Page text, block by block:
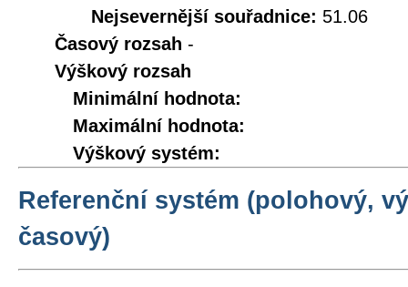
Nejsevernější souřadnice: 51.06
Časový rozsah -
Výškový rozsah
Minimální hodnota:
Maximální hodnota:
Výškový systém:
Referenční systém (polohový,
časový)